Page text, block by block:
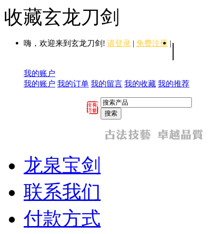
收藏玄龙刀剑
嗨，欢迎来到玄龙刀剑! 请登录 | 免费注册 | |
我的账户
我的账户 我的订单 我的留言 我的收藏 我的推荐
龙泉宝剑
联系我们
付款方式